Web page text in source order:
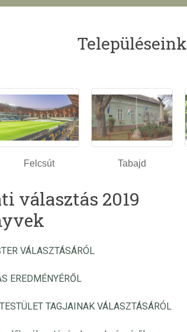
Településeink
Felcsút Tabajd
választás 2019
VÁLASZTÁSÁRÓL
EREDMÉNYÉRŐL
TAGJAINAK VÁLASZTÁSÁRÓL